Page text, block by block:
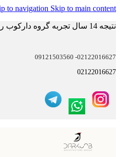
to navigation Skip to main content
نتیجه 14 سال تجربه گروه دارکوب رو باهاتون به اشتراک میذاریم...
02122016627- 09121503560
02122016627